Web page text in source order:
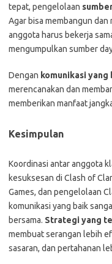
tepat, pengelolaan
Agar bisa membangun dan
anggota harus bekerja
mengumpulkan sumber
Dengan komunikasi yang
merencanakan dan
memberikan manfaat
Kesimpulan
Koordinasi antar anggota
kesuksesan di Clash of
Games, dan pengelolaan
komunikasi yang baik
bersama. Strategi yang
membuat serangan lebih
sasaran, dan pertahanan